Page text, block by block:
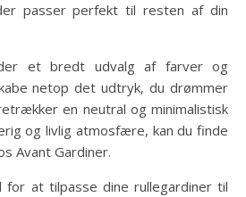
passer perfekt til resten af din
et bredt udvalg af farver og
netop det udtryk, du drømmer
en neutral og minimalistisk
og livlig atmosfære, kan du finde
Avant Gardiner.
for at tilpasse dine rullegardiner til